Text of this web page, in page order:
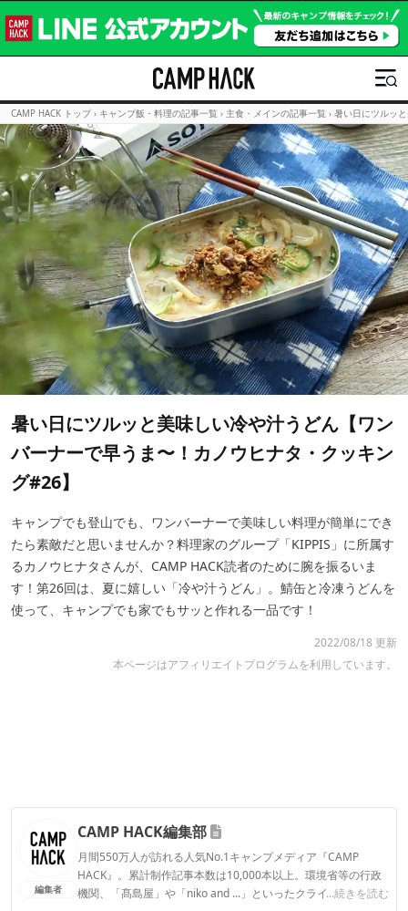
CAMP HACK トップ › キャンプ飯・料理の記事一覧 › 主食・メインの記事一覧 › 暑い日にツルッ
暑い日にツルッと美味しい冷や汁うどん【ワン
バーナーで早うま〜！カノウヒナタ・クッキン
グ#26】
キャンプでも登山でも、ワンバーナーで美味しい料理が簡単にでき
たら素敵だと思いませんか？料理家のグループ「KIPPIS」に所属す
るカノウヒナタさんが、CAMP HACK読者のために腕を振るいま
す！第26回は、夏に嬉しい「冷や汁うどん」。鯖缶と冷凍うどんを
使って、キャンプでも家でもサッと作れる一品です！
2022/08/18 更新
本ページはアフィリエイトプログラムを利用しています。
編集者
CAMP HACK編集部
月間550万人が訪れる人気No.1キャンプメディア『CAMP
HACK』。累計制作記事本数は10,000本以上。環境省等の行政
機関、「髙島屋」や「niko and ...」といったクライアントとの
...続きを読む